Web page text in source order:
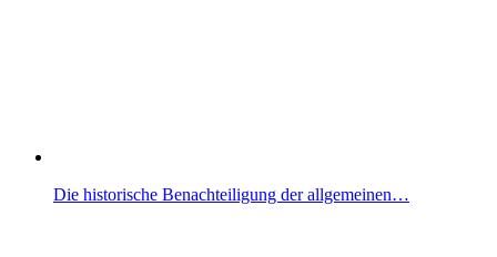
Die historische Benachteiligung der allgemeinen…